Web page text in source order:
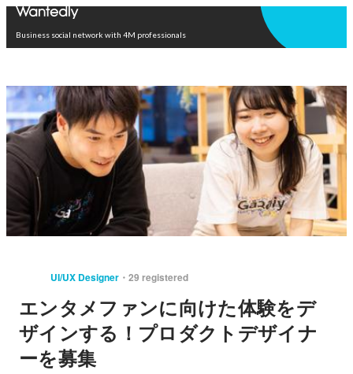
Business social network with 4M professionals
UI/UX Designer 29 registered
エンタメファンに向けた体験をデ
ザインする！プロダクトデザイナ
ーを募集